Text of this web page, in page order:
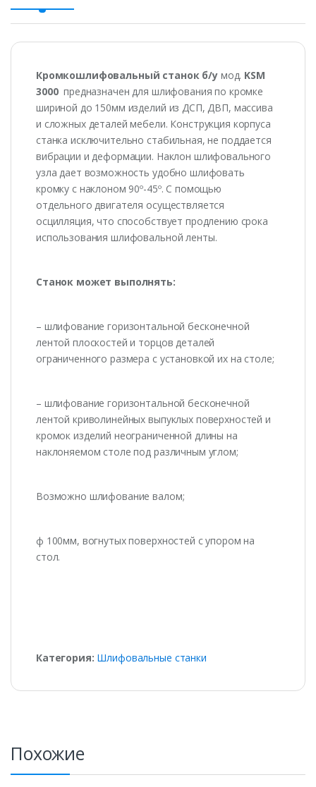
Кромкошлифовальный станок б/умод. KSM
3000предназначен для шлифования по кромке
шириной до 150мм изделий из ДСП, ДВП, массива
и сложных деталей мебели. Конструкция корпуса
станка исключительно стабильная, не поддается
вибрации и деформации. Наклон шлифовального
узла дает возможность удобно шлифовать
кромку с наклоном 90º-45º. С помощью
отдельного двигателя осуществляется
осцилляция, что способствует продлению срока
использования шлифовальной ленты.
Станок может выполнять:
– шлифование горизонтальной бесконечной
лентой плоскостей и торцов деталей
ограниченного размера с установкой их на столе;
– шлифование горизонтальной бесконечной
лентой криволинейных выпуклых поверхностей и
кромок изделий неограниченной длины на
наклоняемом столе под различным углом;
Возможно шлифование валом;
ф 100мм, вогнутых поверхностей с упором на
стол.
Категория: Шлифовальные станки
Похожие